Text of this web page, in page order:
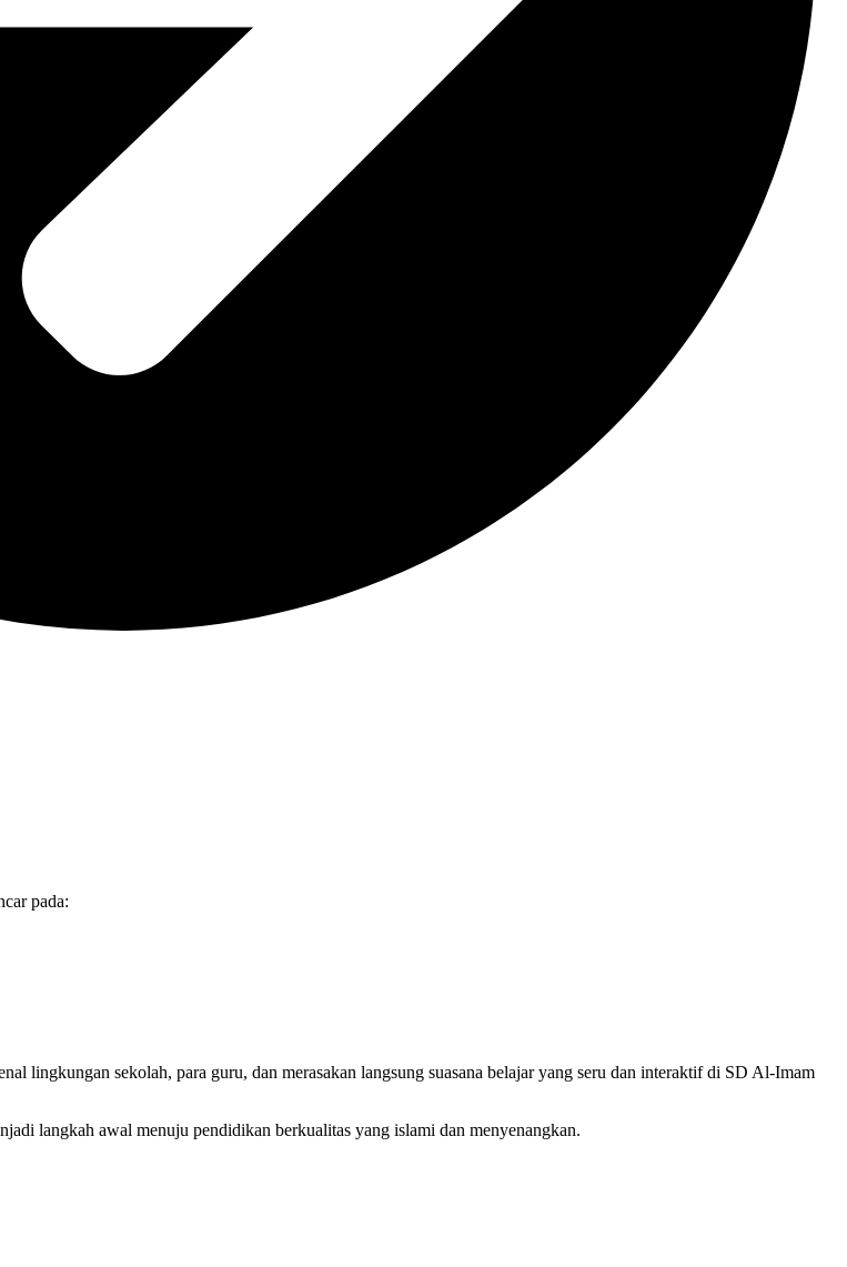
pada:
lingkungan sekolah, para guru, dan merasakan langsung suasana belajar yang seru dan interaktif di SD Al-Imam
langkah awal menuju pendidikan berkualitas yang islami dan menyenangkan.